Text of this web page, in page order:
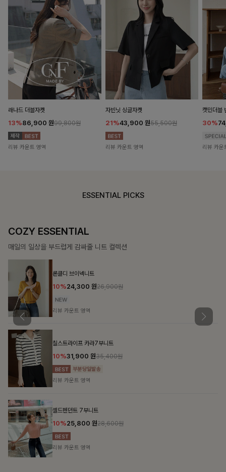
래나드 더블자켓
13%86,900 원99,800원
리뷰 카운트 영역
자빈닛 싱글자켓
21%43,900 원55,500원
리뷰 카운트 영역
캣민더블
30%
리뷰 카운
ESSENTIAL PICKS
COZY ESSENTIAL
매일의 일상을 부드럽게 감싸줄 니트 컬렉션
론클디 브이넥니트
10%24,300 원26,900원
리뷰 카운트 영역
칠스트라이프 카라7부니트
10%31,900 원35,400원
리뷰 카운트 영역
셀드펜던트 7부니트
10%25,800 원28,600원
리뷰 카운트 영역